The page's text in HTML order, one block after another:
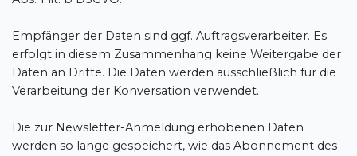
Empfänger der Daten sind ggf. Auftragsverarbeiter. Es
erfolgt in diesem Zusammenhang keine Weitergabe der
Daten an Dritte. Die Daten werden ausschließlich für die
Verarbeitung der Konversation verwendet.
Die zur Newsletter-Anmeldung erhobenen Daten
werden so lange gespeichert, wie das Abonnement des